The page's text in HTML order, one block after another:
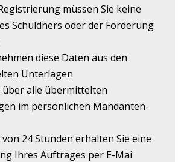
müssen Sie keine
Schuldners oder der Forderung
diese Daten aus den
Unterlagen
über alle übermittelten
im persönlichen Mandanten-
24 Stunden erhalten Sie eine
Ihres Auftrages per E-Mai